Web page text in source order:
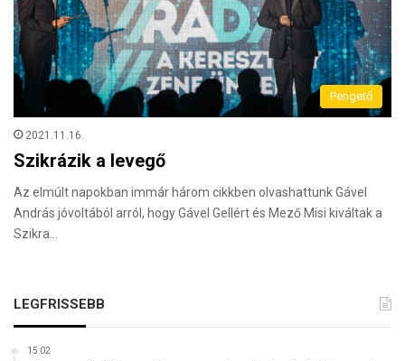
Pengető
2021.11.16.
Szikrázik a levegő
Az elmúlt napokban immár három cikkben olvashattunk Gável
András jóvoltából arról, hogy Gável Gellért és Mező Misi kiváltak a
Szikra…
LEGFRISSEBB
15:02